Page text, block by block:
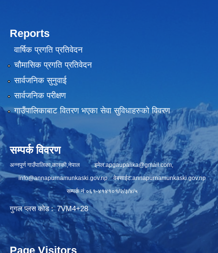
Reports
वार्षिक प्रगति प्रतिवेदन
चौमासिक प्रगति प्रतिवेदन
सार्वजनिक सुनुवाई
सार्वजनिक परीक्षण
गाउँपालिकाबाट वितरण भएका सेवा सुविधाहरुको विवरण
सम्पर्क विवरण
अन्नपूर्ण गाउँपालिका,कास्की,नेपाल इमेल:apgaupalika@gmail.com,
info@annapurnamunkaski.gov.npवेबसाईट:annapurnamunkaski.gov.np
सम्पर्क नं:०६१-४१४१०१/२/३/४/५
गुगल प्लस कोड : 7VM4+28
Page Visitors